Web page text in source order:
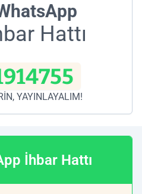
Hattı
YAYINLAYALIM!
İhbar Hattı